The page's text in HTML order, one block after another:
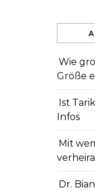
Wie
Größe
Ist
Infos
Mit
Dr.